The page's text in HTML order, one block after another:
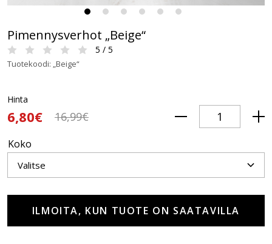
Pimennysverhot „Beige“
5 / 5
Tuotekoodi: „Beige“
Hinta
6,80€ 16,99€
Koko
ILMOITA, KUN TUOTE ON SAATAVILLA